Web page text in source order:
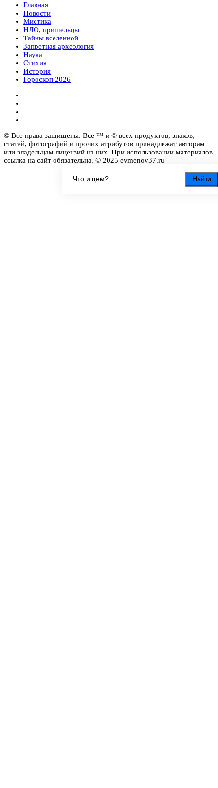
Найти
Главная
Новости
Мистика
НЛО, пришельцы
Тайны вселенной
Запретная археология
Наука
Стихия
История
Гороскоп 2026
© Все права защищены. Все ™ и © всех продуктов, знаков,
статей, фотографий и прочих атрибутов принадлежат авторам
или владельцам лицензий на них. При использовании материалов
ссылка на сайт обязательна. © 2025 evmenov37.ru